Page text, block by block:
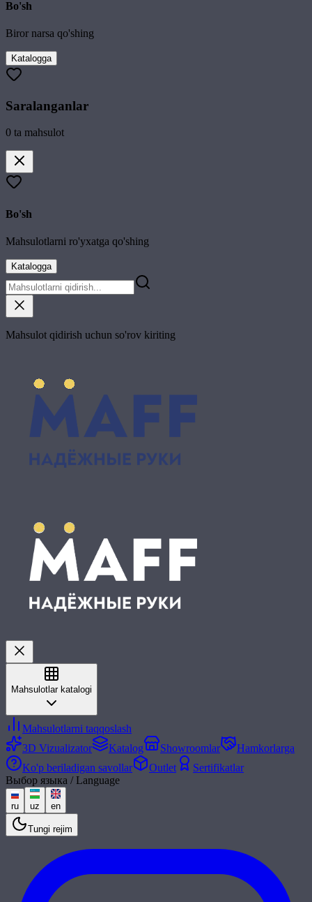
Bo'sh
Biror narsa qo'shing
Katalogga
Saralanganlar
0 ta mahsulot
Bo'sh
Mahsulotlarni ro'yxatga qo'shing
Katalogga
Mahsulot qidirish uchun so'rov kiriting
Mahsulotlar katalogi
Mahsulotlarni taqqoslash
3D Vizualizator
Katalog Showroomlar
Hamkorlarga
Ko'p beriladigan savollar
Outlet
Sertifikatlar
Выбор языка / Language
ru uz en
Tungi rejim